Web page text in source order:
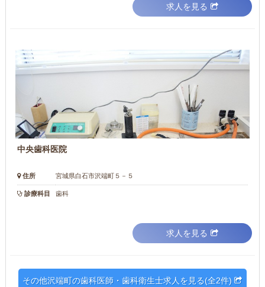
求人を見る
中央歯科医院
住所 宮城県白石市沢端町５－５
診療科目 歯科
求人を見る
その他沢端町の歯科医師・歯科衛生士求人を見る(全2件)